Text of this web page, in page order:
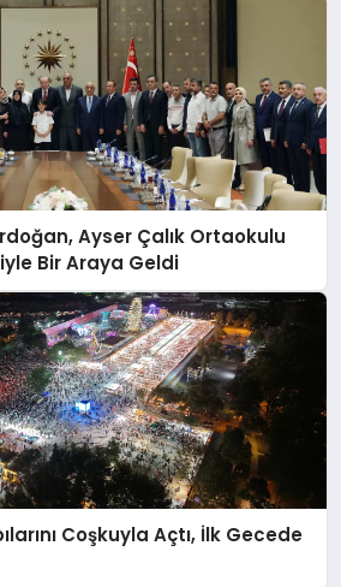
Ayser Çalık Ortaokulu
Bir Araya Geldi
Coşkuyla Açtı, İlk Gecede